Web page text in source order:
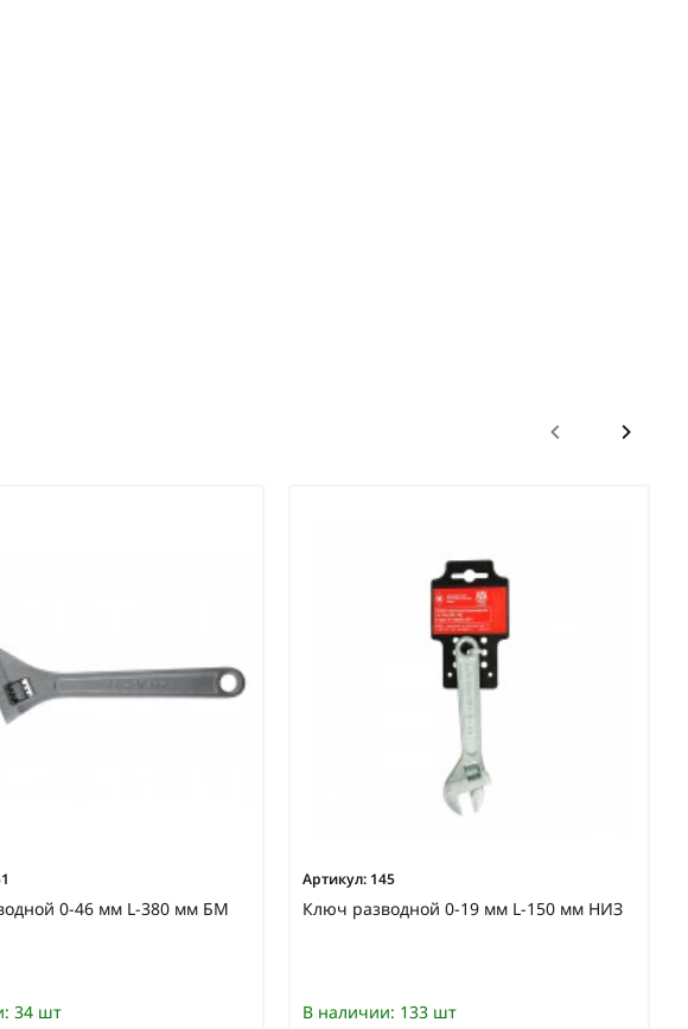
0-46 мм L-380 мм БМ
34 шт
Артикул: 145
Ключ разводной 0-19 мм L-150 мм НИЗ
В наличии: 133 шт